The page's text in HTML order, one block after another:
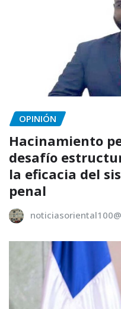
OPINIÓN
Hacinamiento
desafío
la eficacia del
penal